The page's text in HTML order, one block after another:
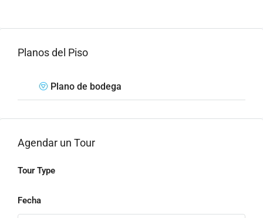
Planos del Piso
Plano de bodega
Agendar un Tour
Tour Type
Fecha